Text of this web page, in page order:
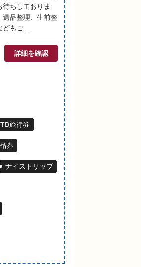
ちしておりま
遺品整理、生前整
どもご…
詳細を確認
旅行券
券
ナイストリップ